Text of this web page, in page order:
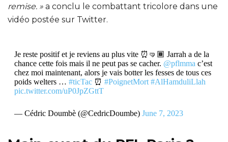
remise. » a conclu le combattant tricolore dans une
vidéo postée sur Twitter.
Je reste positif et je reviens au plus vite ⏰🤜🏾 Jarrah a de la
chance cette fois mais il ne peut pas se cacher. @pflmma c’est
chez moi maintenant, alors je vais botter les fesses de tous ces
poids welters … #ticTac⏰ #PoignetMort #AlHamduliLlah
pic.twitter.com/uP0JpZGttT
— Cédric Doumbè (@CedricDoumbe) June 7, 2023